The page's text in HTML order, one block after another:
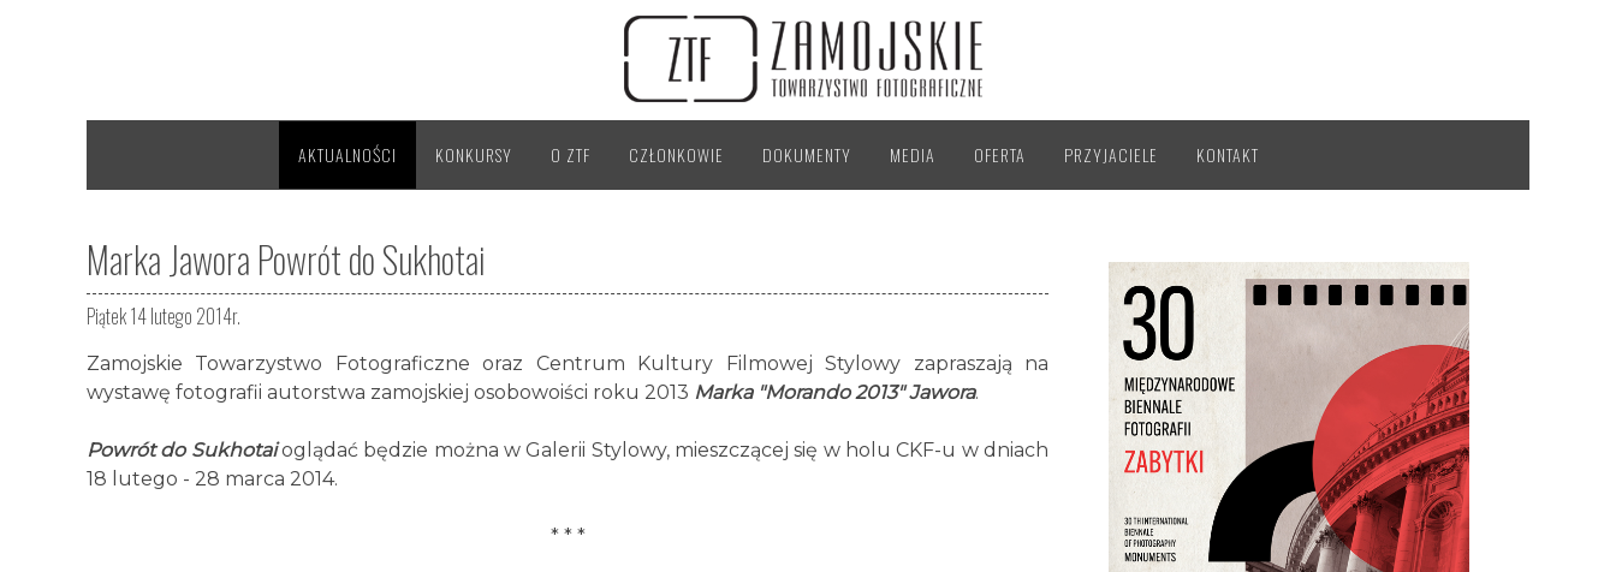
AKTUALNOŚCI KONKURSY O ZTF CZŁONKOWIE DOKUMENTY MEDIA OFERTA PRZYJACIELE KONTAKT
Marka Jawora Powrót do Sukhotai
Piątek 14 lutego 2014r.
Zamojskie Towarzystwo Fotograficzne oraz Centrum Kultury Filmowej Stylowy zapraszają na
wystawę fotografii autorstwa zamojskiej osobowoiści roku 2013 Marka "Morando 2013" Jawora.
Powrót do Sukhotaioglądać będzie można w Galerii Stylowy, mieszczącej się w holu CKF-u w dniach
18 lutego - 28 marca 2014.
* * *